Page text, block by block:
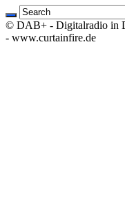
© DAB+ - Digitalradio in
- www.curtainfire.de